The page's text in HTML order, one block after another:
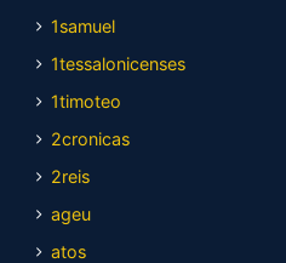
1samuel
1tessalonicenses
1timoteo
2cronicas
2reis
ageu
atos